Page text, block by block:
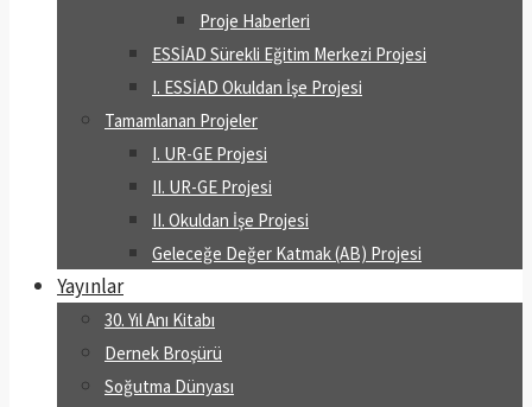
Proje Haberleri
ESSİAD Sürekli Eğitim Merkezi Projesi
I. ESSİAD Okuldan İşe Projesi
Tamamlanan Projeler
I. UR-GE Projesi
II. UR-GE Projesi
II. Okuldan İşe Projesi
Geleceğe Değer Katmak (AB) Projesi
Yayınlar
30. Yıl Anı Kitabı
Dernek Broşürü
Soğutma Dünyası